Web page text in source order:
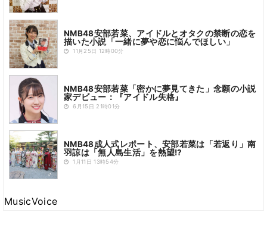
NMB48安部若菜、アイドルとオタクの禁断の恋を
描いた小説「一緒に夢や恋に悩んでほしい」
11月25日 12時00分
NMB48安部若菜「密かに夢見てきた」念願の小説
家デビュー：『アイドル失格』
6月15日 21時01分
NMB48成人式レポート、安部若菜は「若返り」南
羽諒は「無人島生活」を熱望!?
1月11日 13時54分
MusicVoice